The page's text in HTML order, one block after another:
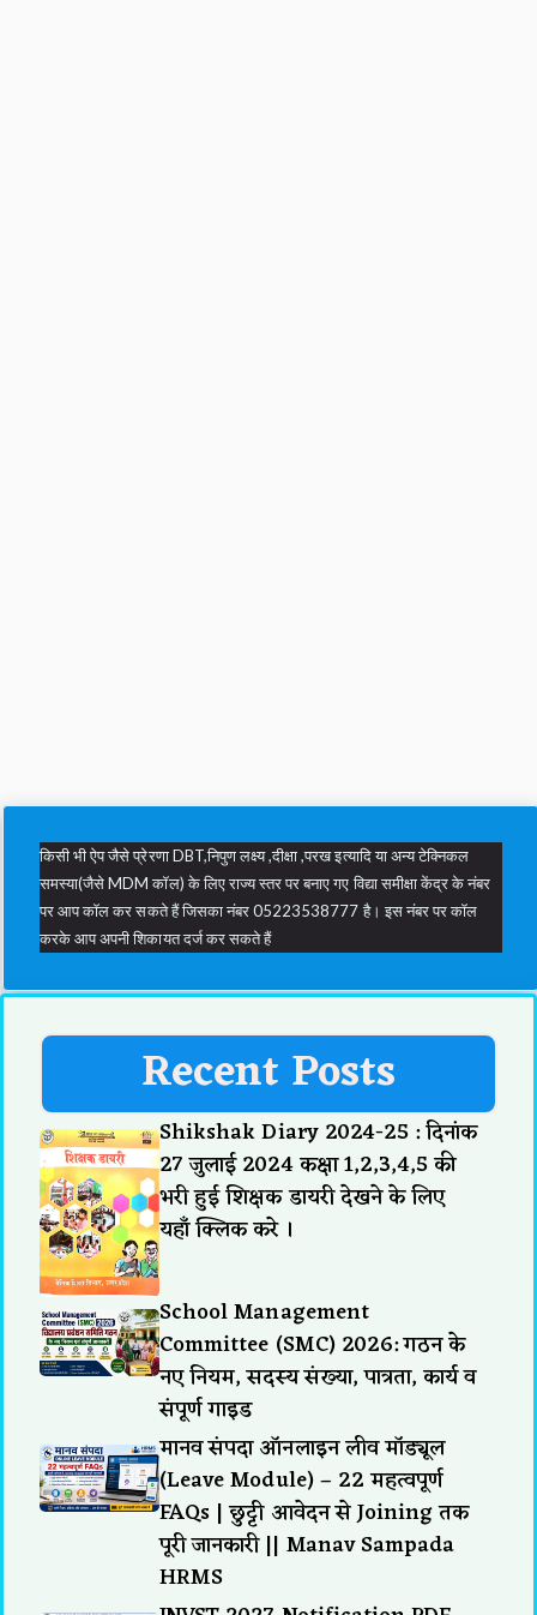
किसी भी ऐप जैसे प्रेरणा DBT,निपुण लक्ष्य ,दीक्षा ,परख इत्यादि या अन्य टेक्निकल
समस्या(जैसे MDM कॉल) के लिए राज्य स्तर पर बनाए गए विद्या समीक्षा केंद्र के नंबर
पर आप कॉल कर सकते हैं जिसका नंबर 05223538777 है। इस नंबर पर कॉल
करके आप अपनी शिकायत दर्ज कर सकते हैं
Recent Posts
Shikshak Diary 2024-25 : दिनांक
27 जुलाई 2024 कक्षा 1,2,3,4,5 की
भरी हुई शिक्षक डायरी देखने के लिए
यहाँ क्लिक करे ।
School Management
Committee (SMC) 2026: गठन के
नए नियम, सदस्य संख्या, पात्रता, कार्य व
संपूर्ण गाइड
मानव संपदा ऑनलाइन लीव मॉड्यूल
(Leave Module) – 22 महत्वपूर्ण
FAQs | छुट्टी आवेदन से Joining तक
पूरी जानकारी || Manav Sampada
HRMS